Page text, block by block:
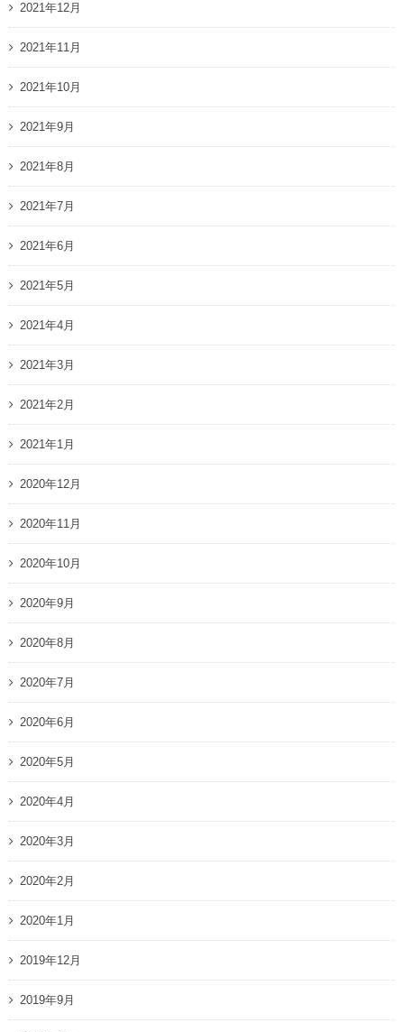
2021年12月
2021年11月
2021年10月
2021年9月
2021年8月
2021年7月
2021年6月
2021年5月
2021年4月
2021年3月
2021年2月
2021年1月
2020年12月
2020年11月
2020年10月
2020年9月
2020年8月
2020年7月
2020年6月
2020年5月
2020年4月
2020年3月
2020年2月
2020年1月
2019年12月
2019年9月